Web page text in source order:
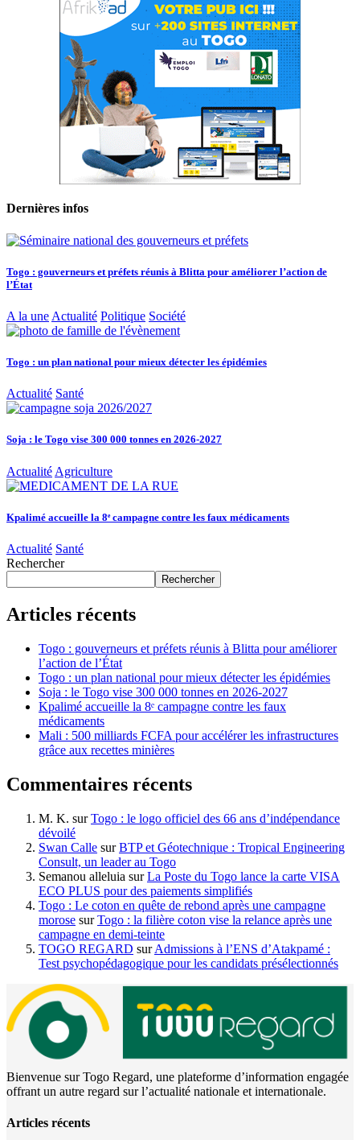
Dernières infos
Togo : gouverneurs et préfets réunis à Blitta pour améliorer l’action de
l’État
A la une Actualité Politique Société
Togo : un plan national pour mieux détecter les épidémies
Actualité Santé
Soja : le Togo vise 300 000 tonnes en 2026-2027
Actualité Agriculture
Kpalimé accueille la 8ᵉ campagne contre les faux médicaments
Actualité Santé
Rechercher
Rechercher
Articles récents
Togo : gouverneurs et préfets réunis à Blitta pour améliorer
l’action de l’État
Togo : un plan national pour mieux détecter les épidémies
Soja : le Togo vise 300 000 tonnes en 2026-2027
Kpalimé accueille la 8ᵉ campagne contre les faux
médicaments
Mali : 500 milliards FCFA pour accélérer les infrastructures
grâce aux recettes minières
Commentaires récents
M. K. surTogo : le logo officiel des 66 ans d’indépendance
dévoilé
Swan Calle surBTP et Géotechnique : Tropical Engineering
Consult, un leader au Togo
Semanou alleluia surLa Poste du Togo lance la carte VISA
ECO PLUS pour des paiements simplifiés
Togo : Le coton en quête de rebond après une campagne
morose surTogo : la filière coton vise la relance après une
campagne en demi-teinte
TOGO REGARD surAdmissions à l’ENS d’Atakpamé :
Test psychopédagogique pour les candidats présélectionnés
Bienvenue sur Togo Regard, une plateforme d’information engagée
offrant un autre regard sur l’actualité nationale et internationale.
Articles récents